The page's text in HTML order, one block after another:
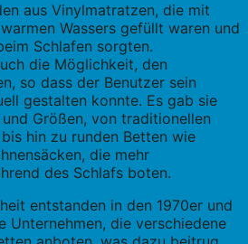
aus Vinylmatratzen, die mit
Wassers gefüllt waren und
Schlafen sorgten.
die Möglichkeit, den
so dass der Benutzer sein
gestalten konnte. Es gab sie
Größen, von traditionellen
hin zu runden Betten wie
die mehr
des Schlafs boten.
entstanden in den 1970er und
Unternehmen, die verschiedene